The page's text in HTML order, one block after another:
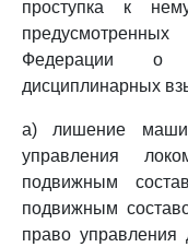
проступка к
предусмотренных
Федерации о
дисциплинарных
а) лишение
управления
подвижным
подвижным
право управления